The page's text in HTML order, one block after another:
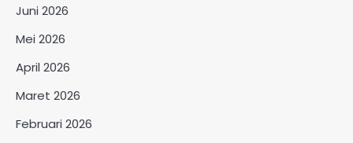
Juni 2026
Mei 2026
April 2026
Maret 2026
Februari 2026